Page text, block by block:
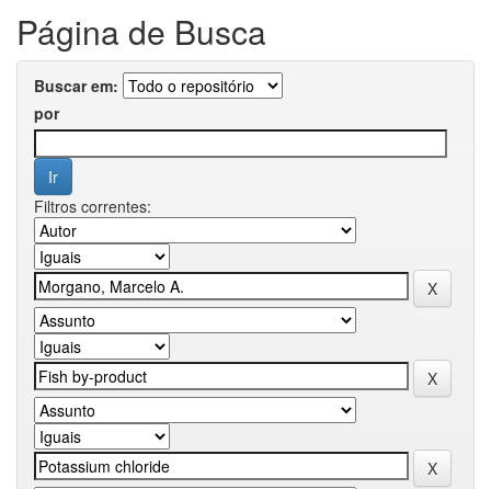
Página de Busca
Buscar em:
por
Filtros correntes: